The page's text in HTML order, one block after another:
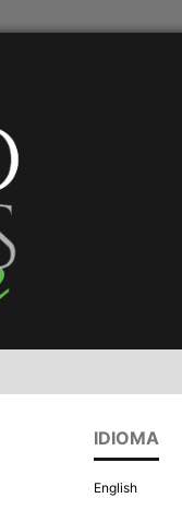
IDIOMA
English